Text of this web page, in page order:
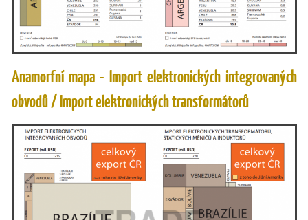
Anamorfní mapa - Import elektronických integrovaných
obvodů / Import elektronických transformátorů